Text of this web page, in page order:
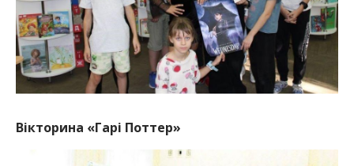
Вікторина «Гарі Поттер»